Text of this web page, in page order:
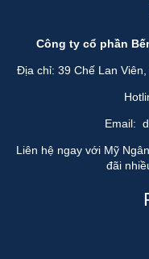
Công ty cổ phần
Địa chỉ: 39 Chế Lan
Email:
Liên hệ ngay với Mỹ
đãi